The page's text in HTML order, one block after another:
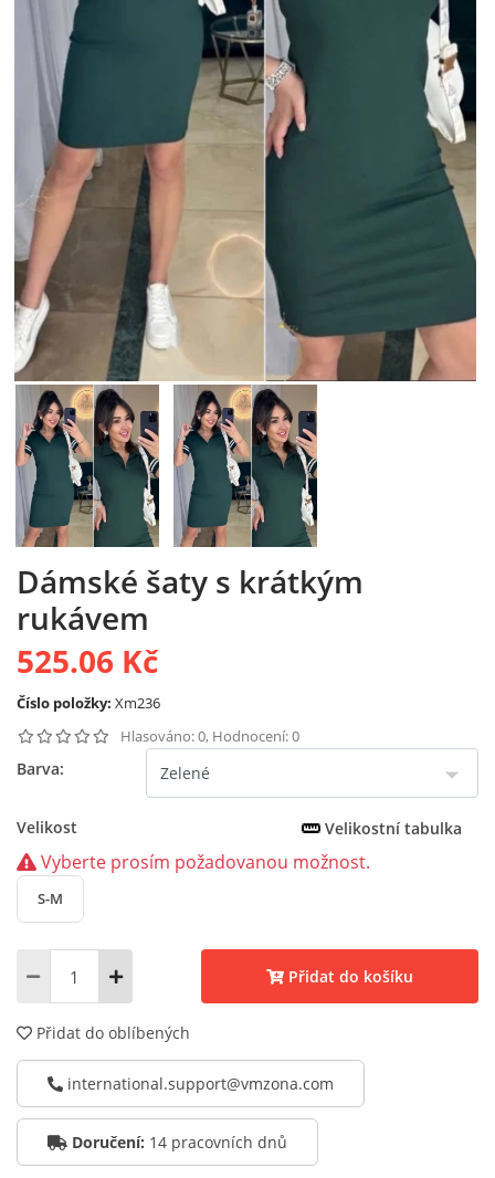
Dámské šaty s krátkým
rukávem
525.06 Kč
Číslo položky: Xm236
Hlasováno: 0, Hodnocení: 0
Barva:
Velikost Velikostní tabulka
Vyberte prosím požadovanou možnost.
S-M
Přidat do košíku
Přidat do oblíbených
international.support@vmzona.com
Doručení: 14 pracovních dnů